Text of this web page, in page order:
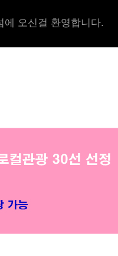
에 오신걸 환영합니다.